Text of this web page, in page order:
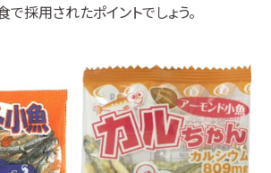
採用されたポイントでしょう。